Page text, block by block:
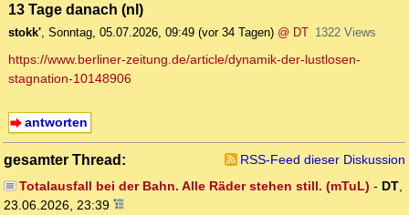
13 Tage danach (nl)
stokk', Sonntag, 05.07.2026, 09:49 (vor 34 Tagen) @ DT 1322 Views
https://www.berliner-zeitung.de/article/dynamik-der-lustlosen-
stagnation-10148906
antworten
gesamter Thread:
RSS-Feed dieser Diskussion
Totalausfall bei der Bahn. Alle Räder stehen still. (mTuL) - DT,
23.06.2026, 23:39